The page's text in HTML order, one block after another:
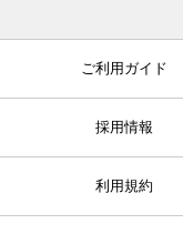
ご利用ガイド
採用情報
利用規約